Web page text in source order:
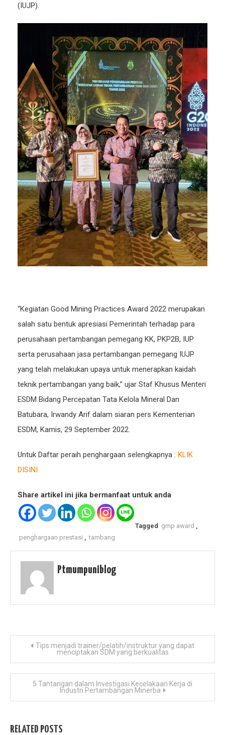
(IUJP).
“Kegiatan Good Mining Practices Award 2022 merupakan
salah satu bentuk apresiasi Pemerintah terhadap para
perusahaan pertambangan pemegang KK, PKP2B, IUP
serta perusahaan jasa pertambangan pemegang IUJP
yang telah melakukan upaya untuk menerapkan kaidah
teknik pertambangan yang baik,” ujar Staf Khusus Menteri
ESDM Bidang Percepatan Tata Kelola Mineral Dan
Batubara, Irwandy Arif dalam siaran pers Kementerian
ESDM, Kamis, 29 September 2022.
Untuk Daftar peraih penghargaan selengkapnya : KLIK
DISINI
Share artikel ini jika bermanfaat untuk anda
Tagged gmp award
penghargaan prestasi
tambang
Ptmumpuniblog
navigation
Tips menjadi trainer/pelatih/instruktur yang dapat
menciptakan SDM yang berkualitas
5 Tantangan dalam Investigasi Kecelakaan Kerja di
Industri Pertambangan Minerba
RELATED POSTS